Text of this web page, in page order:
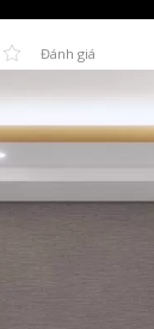
Đánh giá